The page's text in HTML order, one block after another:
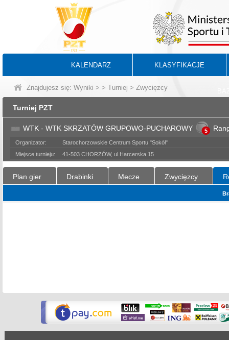
KALENDARZ KLASYFIKACJE
Znajdujesz się: Wyniki > > Turniej > Zwycięzcy
Turniej PZT
WTK - WTK SKRZATÓW GRUPOWO-PUCHAROWY 5
Organizator:
Starochorzowskie Centrum Sportu "Sokół"
Miejsce turnieju:
41-503 CHORZÓW, ul.Harcerska 15
Plan gier Drabinki Mecze Zwycięzcy